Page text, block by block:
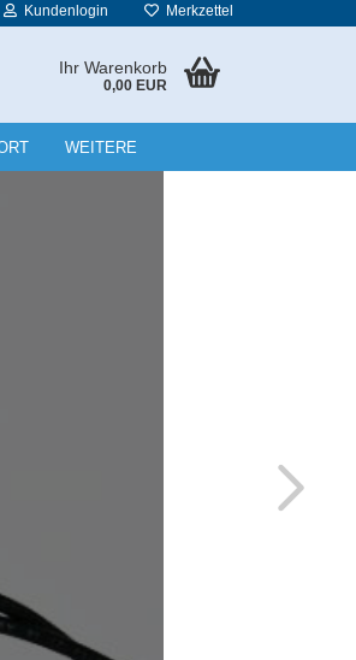
Kundenlogin Merkzettel
Ihr Warenkorb
0,00 EUR
WEITERE